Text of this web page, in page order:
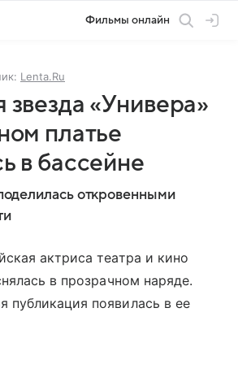
Фильмы онлайн
Lenta.Ru
«Универа»
платье
в бассейне
откровенными
актриса театра и кино
в прозрачном наряде.
публикация появилась в ее